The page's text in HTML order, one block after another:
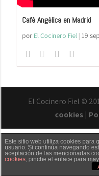
Cafè Angèlica en Madrid
por El Cocinero Fiel| 19
El Cocinero Fiel ©
cookies |
Txaber Allué
Este sitio web utiliza cookies para
usuario. Si continúa navegando
aceptación de las mencionadas
cookies, pinche el enlace para